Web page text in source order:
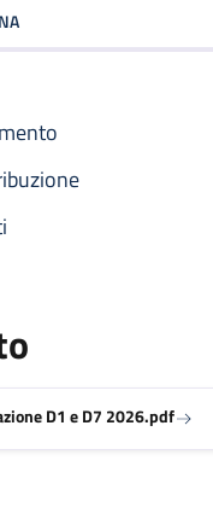
D1 e D7 2026.pdf